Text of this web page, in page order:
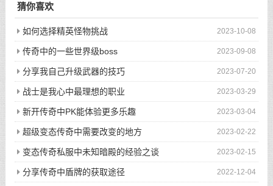
猜你喜欢
2023-10-08
如何选择精英怪物挑战
2023-09-08
传奇中的一些世界级boss
2023-07-20
分享我自己升级武器的技巧
2023-03-29
战士是我心中最理想的职业
2023-03-04
新开传奇中PK能体验更多乐趣
2023-02-22
超级变态传奇中需要改变的地方
2023-02-15
变态传奇私服中未知暗殿的经验之谈
2022-12-04
分享传奇中盾牌的获取途径